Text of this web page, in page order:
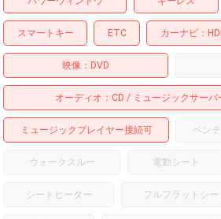
スマートキー ETC カーナビ
映像 DVD
オーディオ CD ミュージックサーバ
ミュージックプレイヤー接続可 ベン
ウォークスルー 電動シート
シートヒーター フルフラットシー